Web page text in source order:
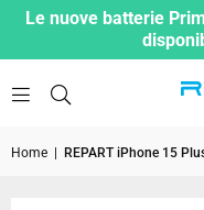
Le nuove batterie
Home REPART iPhone 15